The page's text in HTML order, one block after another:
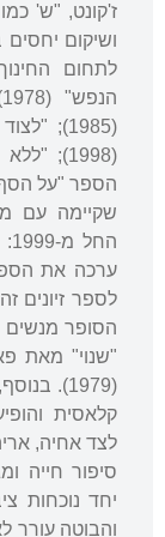
לתחום
שקיימה עם
ערכה את
הסופר מנשים
"שנוי" מאת
(1979).
קלאסית
לצד אחיה,
סיפור חייה
יחד נוכחות
והבוטה עורר